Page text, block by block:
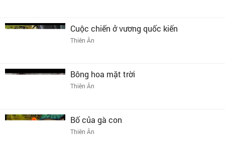
Cuộc chiến ở vương quốc kiến
Thiên Ân
Bông hoa mặt trời
Thiên Ân
Bố của gà con
Thiên Ân